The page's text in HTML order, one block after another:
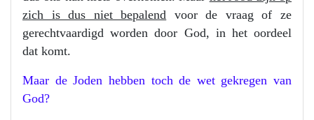
zich is dus niet bepalend voor de vraag of ze
gerechtvaardigd worden door God, in het oordeel
dat komt.
Maar de Joden hebben toch de wet gekregen van
God?